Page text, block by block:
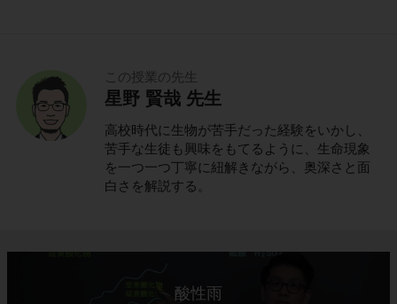
この授業の先生
星野 賢哉 先生
高校時代に生物が苦手だった経験をいかし、
苦手な生徒も興味をもてるように、生命現象
を一つ一つ丁寧に紐解きながら、奥深さと面
白さを解説する。
酸性雨